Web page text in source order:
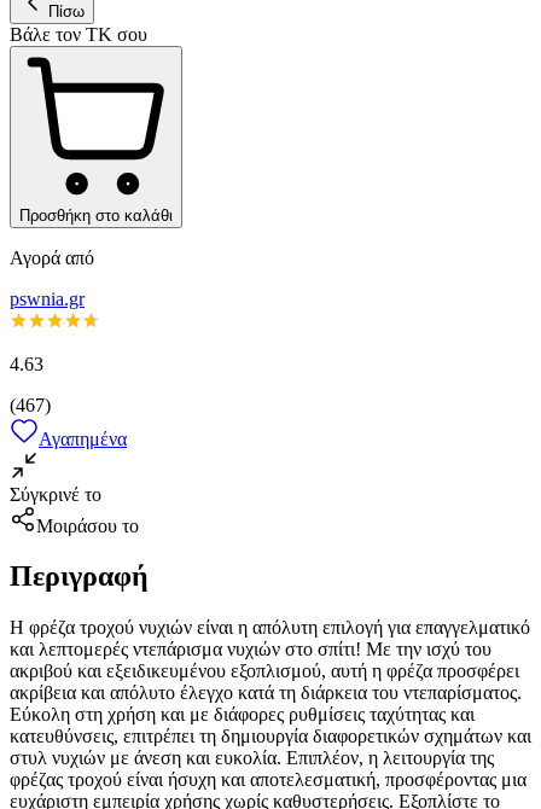
Πίσω
Βάλε τον ΤΚ σου
Προσθήκη στο καλάθι
Αγορά από
pswnia.gr
4.63
(467)
Αγαπημένα
Σύγκρινέ το
Μοιράσου το
Περιγραφή
Η φρέζα τροχού νυχιών είναι η απόλυτη επιλογή για επαγγελματικό
και λεπτομερές ντεπάρισμα νυχιών στο σπίτι! Με την ισχύ του
ακριβού και εξειδικευμένου εξοπλισμού, αυτή η φρέζα προσφέρει
ακρίβεια και απόλυτο έλεγχο κατά τη διάρκεια του ντεπαρίσματος.
Εύκολη στη χρήση και με διάφορες ρυθμίσεις ταχύτητας και
κατευθύνσεις, επιτρέπει τη δημιουργία διαφορετικών σχημάτων και
στυλ νυχιών με άνεση και ευκολία. Επιπλέον, η λειτουργία της
φρέζας τροχού είναι ήσυχη και αποτελεσματική, προσφέροντας μια
ευχάριστη εμπειρία χρήσης χωρίς καθυστερήσεις. Εξοπλίστε το